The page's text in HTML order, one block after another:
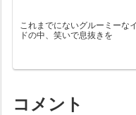
これまでにないグルーミーな
ドの中、笑いで息抜きを
コメント